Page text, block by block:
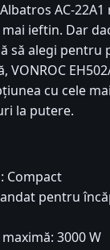
AC-22A1
ieftin. Dar
să alegi pentru
VONROC
cu cele
la putere.
Compact
pentru
3000 W